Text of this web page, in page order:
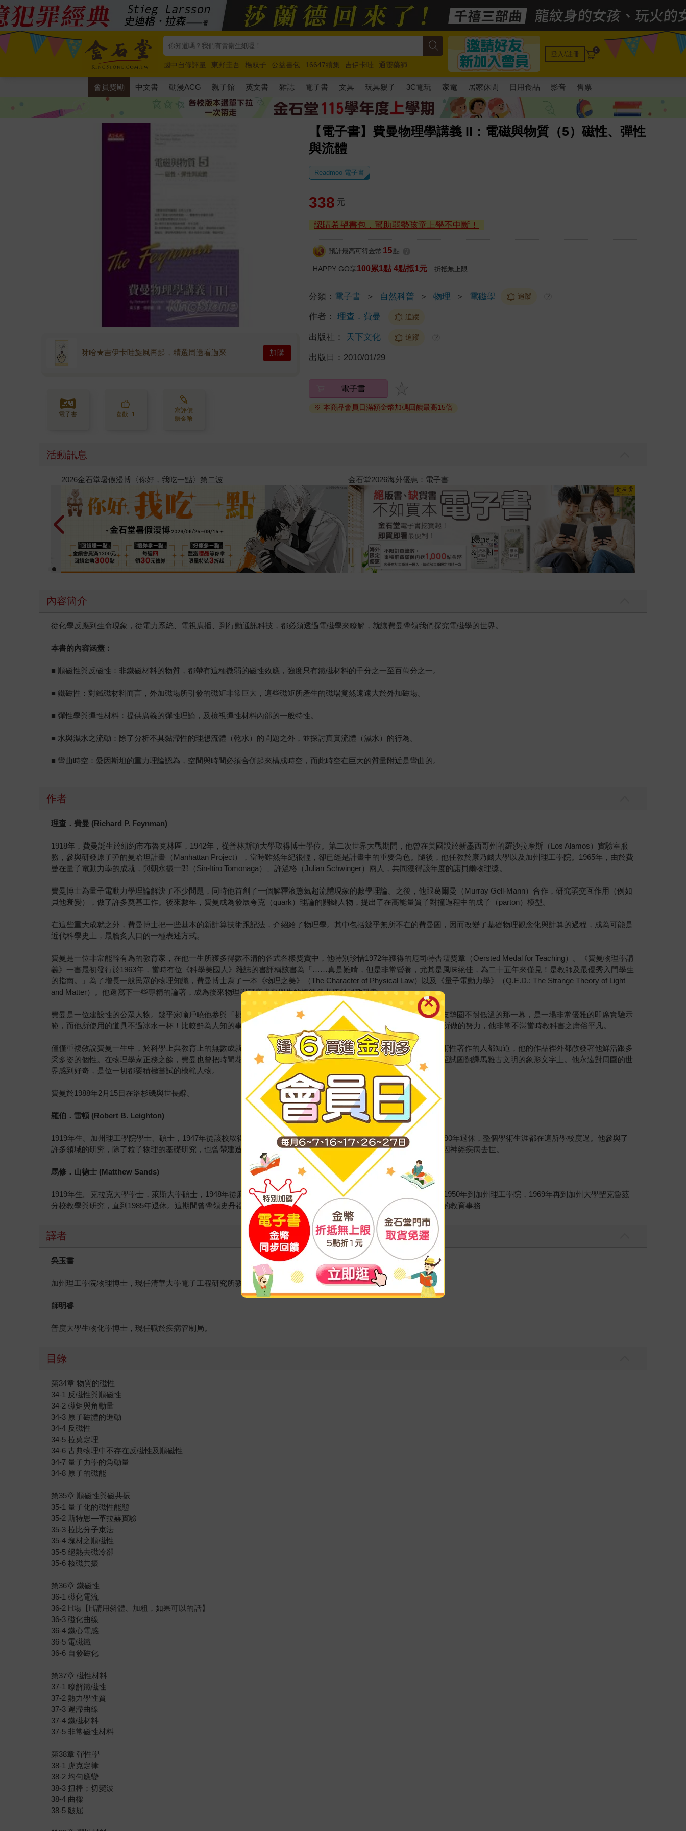
國中自修評量 東野圭吾 楊双子 公益書包 16647續集 吉伊卡哇
通靈藥師
唯紅花綻放
奧德賽 路邊攤新作 馬斯克 玩具總動員5 超慢跑
登入/註冊 0
會員獎勵 中文書 動漫ACG 親子館 英文書 雜誌 電子書 文具 玩具親子 3C電玩 家電 居家休閒 日用食品 影音 售票
【電子書】費曼物理學講義 II：電磁與物質（5）磁性、彈性
與流體
呀哈★吉伊卡哇旋風再起，精選周邊看過來 加購
電子書 喜歡+1
寫評價
賺金幣
Readmoo 電子書
338 元
認購希望書包，幫助弱勢孩童上學不中斷！
預計最高可得金幣 15 點
HAPPY GO享100累1點 4點抵1元 折抵無上限
分類： 電子書 ＞ 自然科普 ＞ 物理 ＞ 電磁學 追蹤 ?
作者： 理查．費曼 追蹤
出版社： 天下文化 追蹤 ?
出版日： 2010/01/29
電子書
※ 本商品會員日滿額金幣加碼回饋最高15倍
活動訊息
春光ｘ奇幻基地｜全書系展 2026金石堂暑假漫博〈你好，我吃一點〉第二波
內容簡介
從化學反應到生命現象，從電力系統、電視廣播、到行動通訊科技，都必須透過電磁學來瞭解，就讓費曼帶領我們探究電磁學的世界。
本書的內容涵蓋：
■ 順磁性與反磁性：非鐵磁材料的物質，都帶有這種微弱的磁性效應，強度只有鐵磁材料的千分之一至百萬分之一。
■ 鐵磁性：對鐵磁材料而言，外加磁場所引發的磁矩非常巨大，這些磁矩所產生的磁場竟然遠遠大於外加磁場。
■ 彈性學與彈性材料：提供廣義的彈性理論，及檢視彈性材料內部的一般特性。
■ 水與濕水之流動：除了分析不具黏滯性的理想流體（乾水）的問題之外，並探討真實流體（濕水）的行為。
■ 彎曲時空：愛因斯坦的重力理論認為，空間與時間必須合併起來構成時空，而此時空在巨大的質量附近是彎曲的。
作者
理查．費曼 (Richard P. Feynman)
1918年，費曼誕生於紐約市布魯克林區，1942年，從普林斯頓大學取得博士學位。第二次世界大戰期間，他曾在美國設於新墨西哥州的羅沙拉摩斯（Los Alamos）實驗室服
務，參與研發原子彈的曼哈坦計畫（Manhattan Project），當時雖然年紀很輕，卻已經是計畫中的重要角色。隨後，他任教於康乃爾大學以及加州理工學院。1965年，由於費
曼在量子電動力學的成就，與朝永振一郎（Sin-Itiro Tomonaga）、許溫格（Julian Schwinger）兩人，共同獲得該年度的諾貝爾物理獎。
費曼博士為量子電動力學理論解決了不少問題，同時他首創了一個解釋液態氦超流體現象的數學理論。之後，他跟葛爾曼（Murray Gell-Mann）合作，研究弱交互作用（例如
貝他衰變），做了許多奠基工作。後來數年，費曼成為發展夸克（quark）理論的關鍵人物，提出了在高能量質子對撞過程中的成子（parton）模型。
在這些重大成就之外，費曼博士把一些基本的新計算技術跟記法，介紹給了物理學。其中包括幾乎無所不在的費曼圖，因而改變了基礎物理觀念化與計算的過程，成為可能是
近代科學史上，最膾炙人口的一種表述方式。
費曼是一位非常能幹有為的教育家，在他一生所獲多得數不清的各式各樣獎賞中，他特別珍惜1972年獲得的厄司特杏壇獎章（Oersted Medal for Teaching）。《費曼物理學講
義》一書最初發行於1963年，當時有位《科學美國人》雜誌的書評稱該書為「……真是難啃，但是非常營養，尤其是風味絕佳，為二十五年來僅見！是教師及最優秀入門學生
的指南。」為了增長一般民眾的物理知識，費曼博士寫了一本《物理之美》（The Character of Physical Law）以及《量子電動力學》（Q.E.D.: The Strange Theory of Light
and Matter）。他還寫下一些專精的論著，成為後來物理學研究者與學生的標準參考資料跟教科書。
費曼是一位建設性的公眾人物。幾乎家喻戶曉他參與「挑戰者號」太空梭失事調查工作的事跡，尤其是他當眾證明橡皮墊圈不耐低溫的那一幕，是一場非常優雅的即席實驗示
範，而他所使用的道具不過冰水一杯！比較鮮為人知的事例，是費曼博士於1960年代中，在加州大學課程委員會任上所做的努力，他非常不滿當時教科書之庸俗平凡。
僅僅重複敘說費曼一生中，於科學上與教育上的無數成就，並不足以說明他這個人的特色。正如任何讀過他即使最技術性著作的人都知道，他的作品裡外都散發著他鮮活跟多
采多姿的個性。在物理學家正務之餘，費曼也曾把時間花在修理收音機、開保險櫃、畫畫、跳舞、表演森巴小鼓、甚至試圖翻譯馬雅古文明的象形文字上。他永遠對周圍的世
界感到好奇，是位一切都要積極嘗試的模範人物。
費曼於1988年2月15日在洛杉磯與世長辭。
羅伯．雷頓 (Robert B. Leighton)
1919年生。加州理工學院學士、碩士，1947年從該校取得物理博士學位。然後留在加州理工學院研究、任教，直到1990年退休，整個學術生涯都在這所學校度過。他參與了
許多領域的研究，除了粒子物理的基礎研究，也曾帶建造計火星探測器，還為幾個天文台設計強大的望遠鏡。1997年因神經疾病去世。
馬修．山德士 (Matthew Sands)
1919年生。克拉克大學學士，萊斯大學碩士，1948年從麻省理工學院獲得物理博士學位。隨後於麻省理工學院任教，1950年到加州理工學院，1969年再到加州大學聖克魯茲
分校教學與研究，直到1985年退休。這期間曾帶領史丹福直線加速器中心的建造工作。退休之後，仍積極投入中小學的教育事務
譯者
吳玉書
加州理工學院物理博士，現任清華大學電子工程研究所教授。
師明睿
普度大學生物化學博士，現任職於疾病管制局。
目錄
第34章 物質的磁性
34-1 反磁性與順磁性
34-2 磁矩與角動量
34-3 原子磁體的進動
34-4 反磁性
34-5 拉莫定理
34-6 古典物理中不存在反磁性及順磁性
34-7 量子力學的角動量
34-8 原子的磁能
第35章 順磁性與磁共振
35-1 量子化的磁性能態
35-2 斯特恩—革拉赫實驗
35-3 拉比分子束法
35-4 塊材之順磁性
35-5 絕熱去磁冷卻
35-6 核磁共振
第36章 鐵磁性
36-1 磁化電流
36-2 H場【H請用斜體、加粗，如果可以的話】
36-3 磁化曲線
36-4 鐵心電感
36-5 電磁鐵
36-6 自發磁化
第37章 磁性材料
37-1 瞭解鐵磁性
37-2 熱力學性質
37-3 遲滯曲線
37-4 鐵磁材料
37-5 非常磁性材料
第38章 彈性學
38-1 虎克定律
38-2 均勻應變
38-3 扭棒；切變波
38-4 曲樑
38-5 皺屈